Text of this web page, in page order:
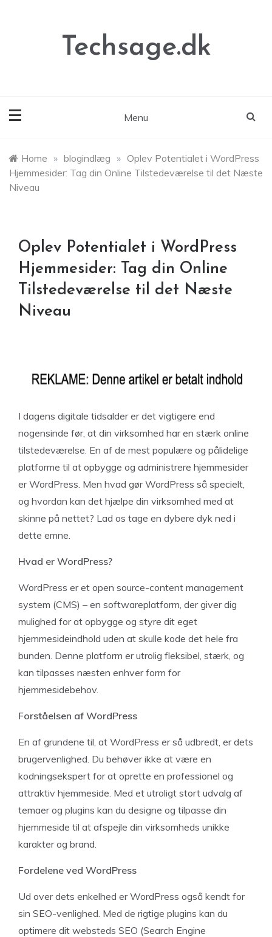
Techsage.dk
Menu
Home » blogindlæg » Oplev Potentialet i WordPress
Hjemmesider: Tag din Online Tilstedeværelse til det Næste
Niveau
Oplev Potentialet i WordPress
Hjemmesider: Tag din Online
Tilstedeværelse til det Næste
Niveau
I dagens digitale tidsalder er det vigtigere end
nogensinde før, at din virksomhed har en stærk online
tilstedeværelse. En af de mest populære og pålidelige
platforme til at opbygge og administrere hjemmesider
er WordPress. Men hvad gør WordPress så specielt,
og hvordan kan det hjælpe din virksomhed med at
skinne på nettet? Lad os tage en dybere dyk ned i
dette emne.
Hvad er WordPress?
WordPress er et open source-content management
system (CMS) – en softwareplatform, der giver dig
mulighed for at opbygge og styre dit eget
hjemmesideindhold uden at skulle kode det hele fra
bunden. Denne platform er utrolig fleksibel, stærk, og
kan tilpasses næsten enhver form for
hjemmesidebehov.
Forståelsen af WordPress
En af grundene til, at WordPress er så udbredt, er dets
brugervenlighed. Du behøver ikke at være en
kodningsekspert for at oprette en professionel og
attraktiv hjemmeside. Med et utroligt stort udvalg af
temaer og plugins kan du designe og tilpasse din
hjemmeside til at afspejle din virksomheds unikke
karakter og brand.
Fordelene ved WordPress
Ud over dets enkelhed er WordPress også kendt for
sin SEO-venlighed. Med de rigtige plugins kan du
optimere dit websteds SEO (Search Engine